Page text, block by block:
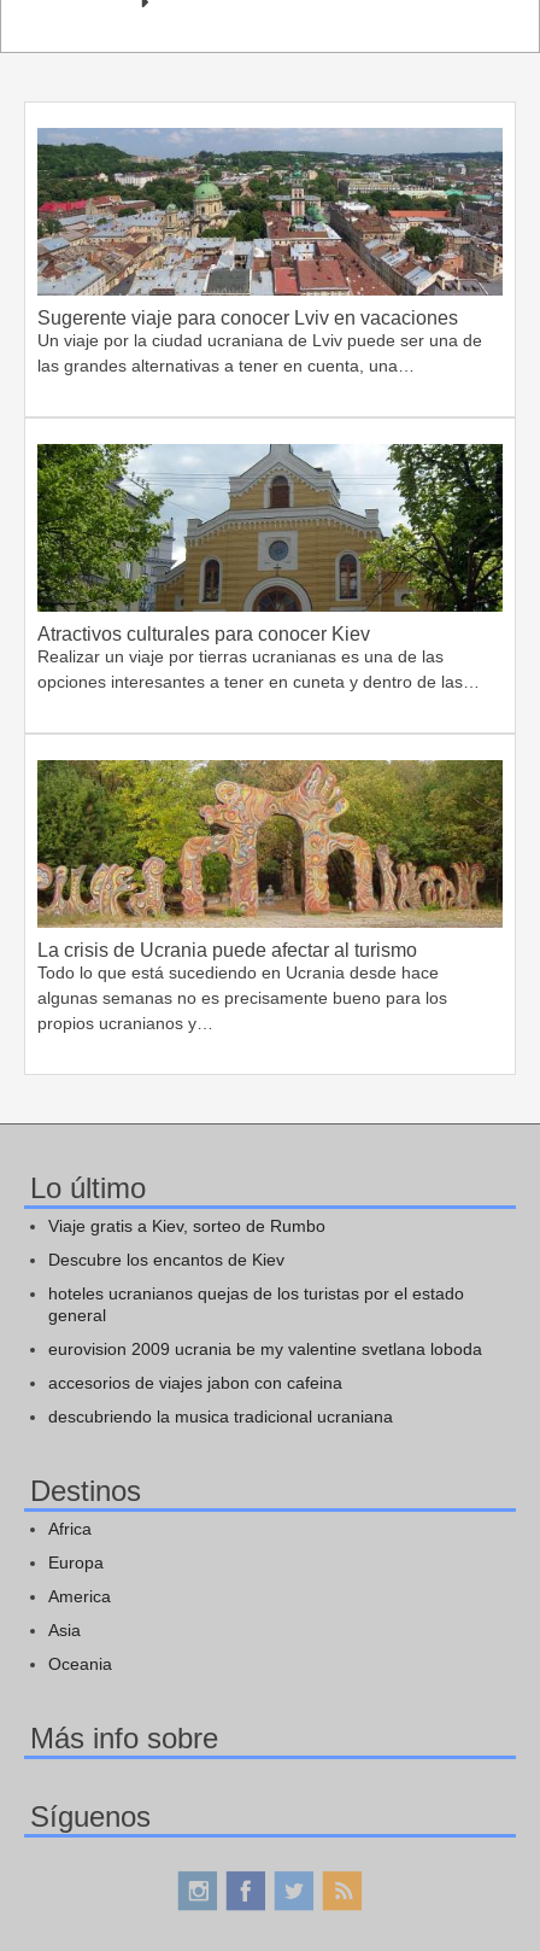
Sugerente viaje para conocer Lviv en vacaciones
Un viaje por la ciudad ucraniana de Lviv puede ser una de
las grandes alternativas a tener en cuenta, una…
Atractivos culturales para conocer Kiev
Realizar un viaje por tierras ucranianas es una de las
opciones interesantes a tener en cuneta y dentro de las…
La crisis de Ucrania puede afectar al turismo
Todo lo que está sucediendo en Ucrania desde hace
algunas semanas no es precisamente bueno para los
propios ucranianos y…
Lo último
Viaje gratis a Kiev, sorteo de Rumbo
Descubre los encantos de Kiev
hoteles ucranianos quejas de los turistas por el estado
general
eurovision 2009 ucrania be my valentine svetlana loboda
accesorios de viajes jabon con cafeina
descubriendo la musica tradicional ucraniana
Destinos
Africa
Europa
America
Asia
Oceania
Más info sobre
Síguenos